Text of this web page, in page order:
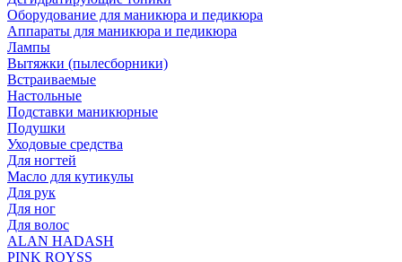
Оборудование для маникюра и педикюра
Аппараты для маникюра и педикюра
Лампы
Вытяжки (пылесборники)
Встраиваемые
Настольные
Подставки маникюрные
Подушки
Уходовые средства
Для ногтей
Масло для кутикулы
Для рук
Для ног
Для волос
ALAN HADASH
PINK ROYSS